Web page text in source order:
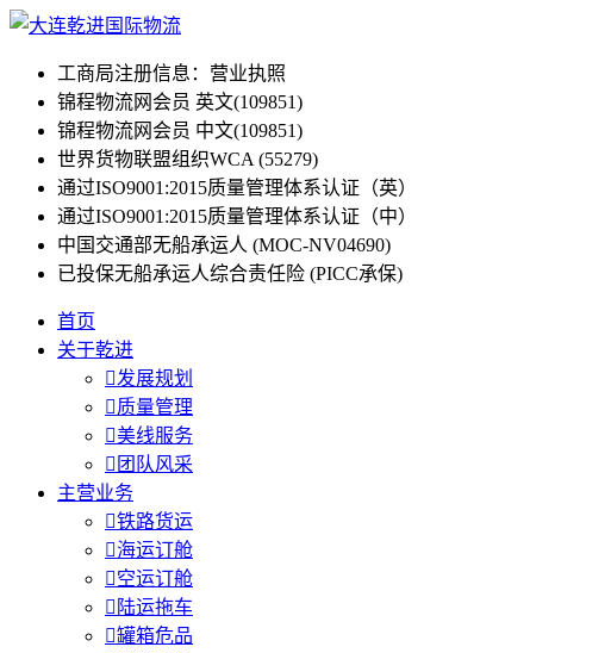
工商局注册信息：营业执照
锦程物流网会员 英文(109851)
锦程物流网会员 中文(109851)
世界货物联盟组织WCA (55279)
通过ISO9001:2015质量管理体系认证（英）
通过ISO9001:2015质量管理体系认证（中）
中国交通部无船承运人 (MOC-NV04690)
已投保无船承运人综合责任险 (PICC承保)
首页
关于乾进
发展规划
质量管理
美线服务
 团队风采
主营业务
铁路货运
海运订舱
空运订舱
 陆运拖车
罐箱危品